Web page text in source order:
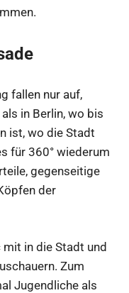
fallen nur auf,
in Berlin, wo bis
ist, wo die Stadt
für 360° wiederum
gegenseitige
der
in die Stadt und
Zum
Jugendliche als